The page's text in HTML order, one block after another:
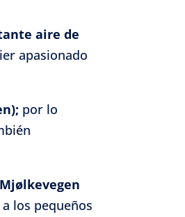
aire de
apasionado
por lo
los pequeños